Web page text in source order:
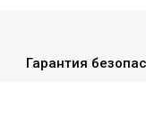
Гарантия